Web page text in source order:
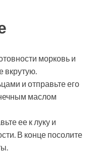
морковь и
вкрутую.
и отправьте его
маслом
ее к луку и
В конце посолите